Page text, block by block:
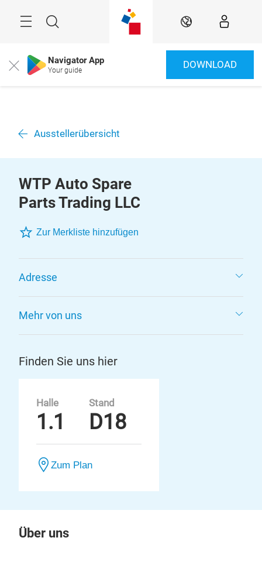
Suche DE
Close Navigator App
Your guide DOWNLOAD
Ausstellerübersicht
WTP Auto Spare
Parts Trading LLC
Zur Merkliste hinzufügen
Adresse
Mehr von uns
Finden Sie uns hier
Halle
1.1
Stand
D18
Zum Plan
Über uns